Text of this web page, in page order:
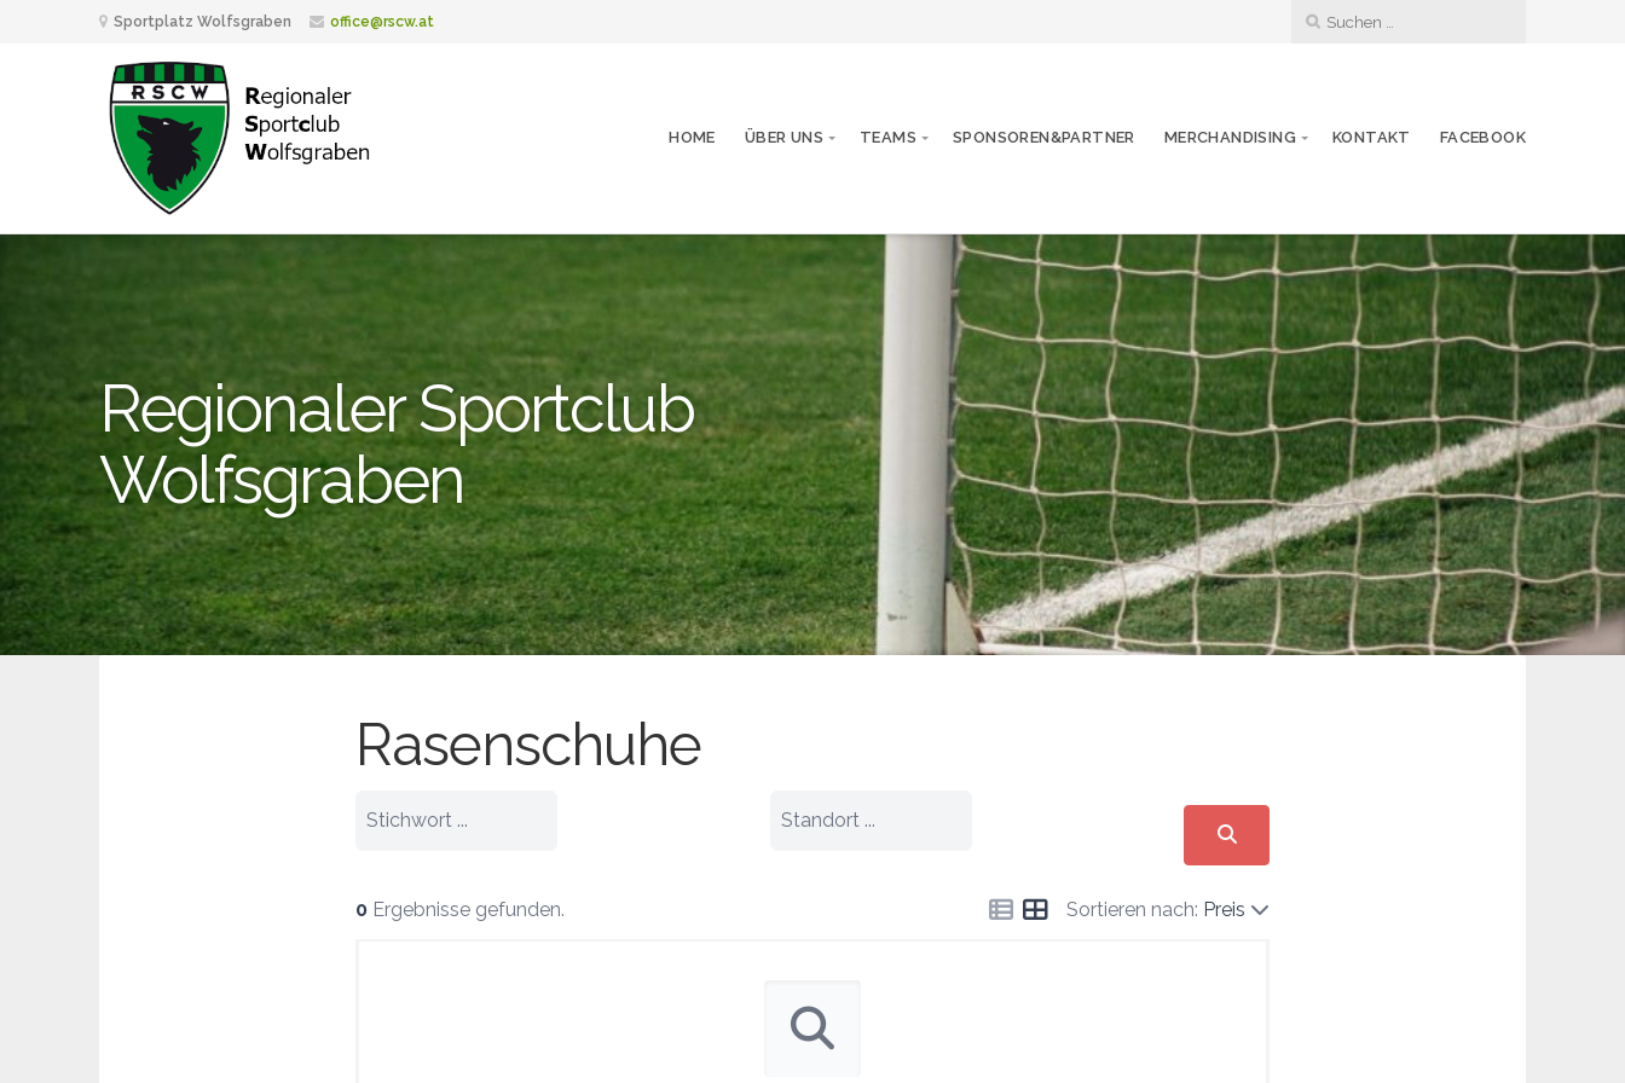
Sportplatz Wolfsgraben office@rscw.at
HOME ÜBER UNS TEAMS SPONSOREN&PARTNER MERCHANDISING KONTAKT FACEBOOK
Regionaler Sportclub
Wolfsgraben
Rasenschuhe
Sortieren nach: Preis
0 Ergebnisse gefunden.